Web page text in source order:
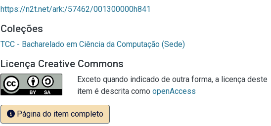
https://n2t.net/ark:/57462/001300000h841
Coleções
TCC - Bacharelado em Ciência da Computação (Sede)
Licença Creative Commons
Exceto quando indicado de outra forma, a licença deste
item é descrita como openAccess
Página do item completo